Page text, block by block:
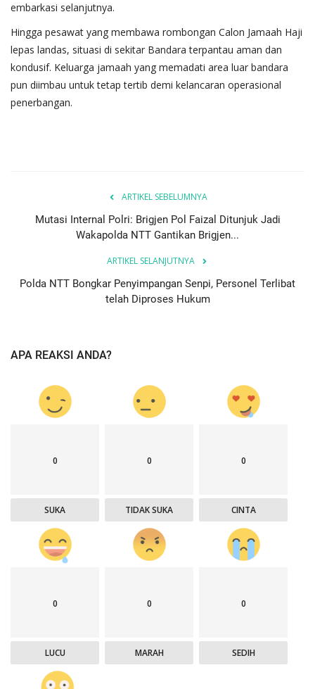
embarkasi selanjutnya.
​Hingga pesawat yang membawa rombongan Calon Jamaah Haji
lepas landas, situasi di sekitar Bandara terpantau aman dan
kondusif. Keluarga jamaah yang memadati area luar bandara
pun diimbau untuk tetap tertib demi kelancaran operasional
penerbangan.
ARTIKEL SEBELUMNYA
Mutasi Internal Polri: Brigjen Pol Faizal Ditunjuk Jadi
Wakapolda NTT Gantikan Brigjen...
ARTIKEL SELANJUTNYA
Polda NTT Bongkar Penyimpangan Senpi, Personel Terlibat
telah Diproses Hukum
APA REAKSI ANDA?
0
SUKA
0
TIDAK SUKA
0
CINTA
0
LUCU
0
MARAH
0
SEDIH